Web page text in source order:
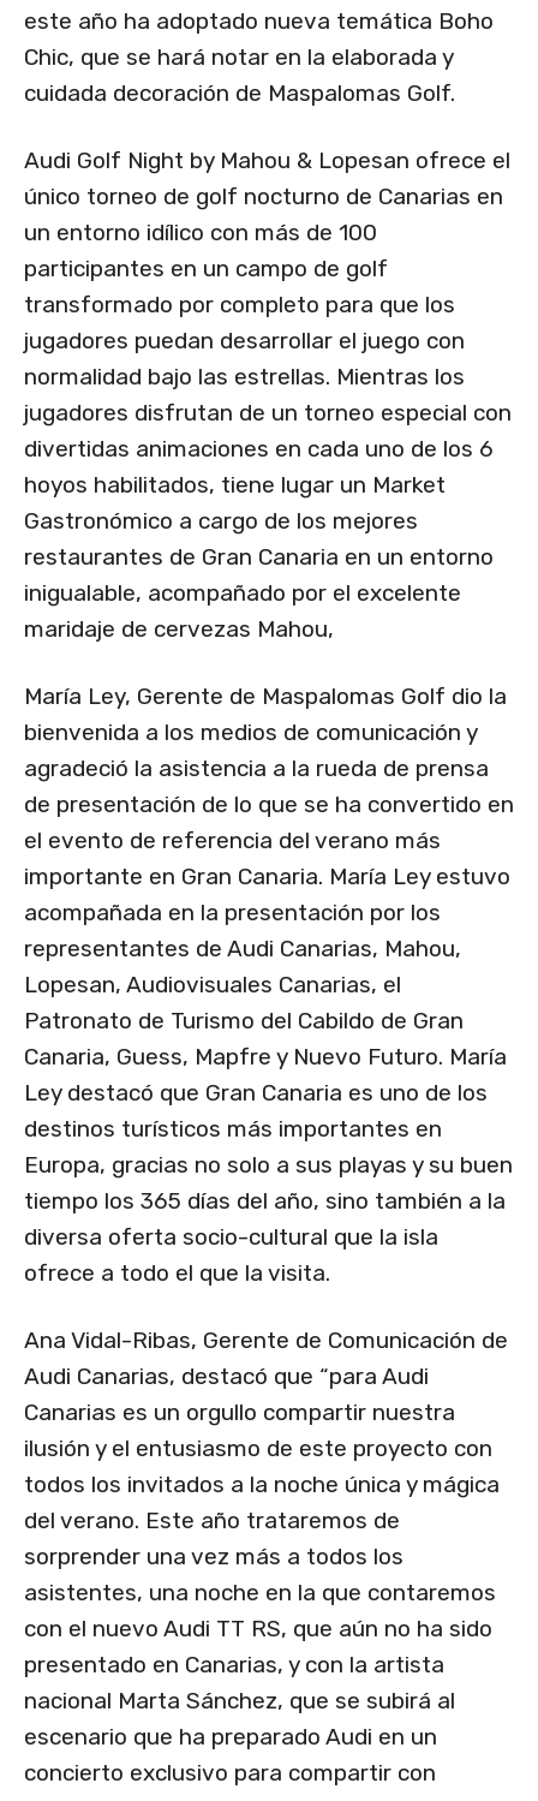
este año ha adoptado nueva temática Boho
Chic, que se hará notar en la elaborada y
cuidada decoración de Maspalomas Golf.
Audi Golf Night by Mahou & Lopesan ofrece el
único torneo de golf nocturno de Canarias en
un entorno idílico con más de 100
participantes en un campo de golf
transformado por completo para que los
jugadores puedan desarrollar el juego con
normalidad bajo las estrellas. Mientras los
jugadores disfrutan de un torneo especial con
divertidas animaciones en cada uno de los 6
hoyos habilitados, tiene lugar un Market
Gastronómico a cargo de los mejores
restaurantes de Gran Canaria en un entorno
inigualable, acompañado por el excelente
maridaje de cervezas Mahou,
María Ley, Gerente de Maspalomas Golf dio la
bienvenida a los medios de comunicación y
agradeció la asistencia a la rueda de prensa
de presentación de lo que se ha convertido en
el evento de referencia del verano más
importante en Gran Canaria. María Ley estuvo
acompañada en la presentación por los
representantes de Audi Canarias, Mahou,
Lopesan, Audiovisuales Canarias, el
Patronato de Turismo del Cabildo de Gran
Canaria, Guess, Mapfre y Nuevo Futuro. María
Ley destacó que Gran Canaria es uno de los
destinos turísticos más importantes en
Europa, gracias no solo a sus playas y su buen
tiempo los 365 días del año, sino también a la
diversa oferta socio-cultural que la isla
ofrece a todo el que la visita.
Ana Vidal-Ribas, Gerente de Comunicación de
Audi Canarias, destacó que “para Audi
Canarias es un orgullo compartir nuestra
ilusión y el entusiasmo de este proyecto con
todos los invitados a la noche única y mágica
del verano. Este año trataremos de
sorprender una vez más a todos los
asistentes, una noche en la que contaremos
con el nuevo Audi TT RS, que aún no ha sido
presentado en Canarias, y con la artista
nacional Marta Sánchez, que se subirá al
escenario que ha preparado Audi en un
concierto exclusivo para compartir con